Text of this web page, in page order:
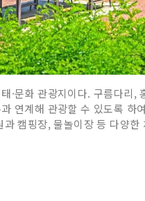
·문화 관광지이다. 구름다
연계해 관광할 수 있도록
캠핑장, 물놀이장 등 다양